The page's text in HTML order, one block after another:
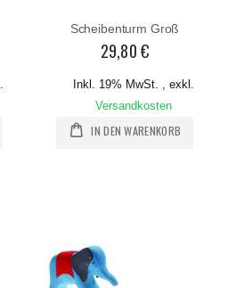
Scheibenturm Groß
29,80 €
Inkl. 19% MwSt.
exkl.
Versandkosten
IN DEN WARENKORB